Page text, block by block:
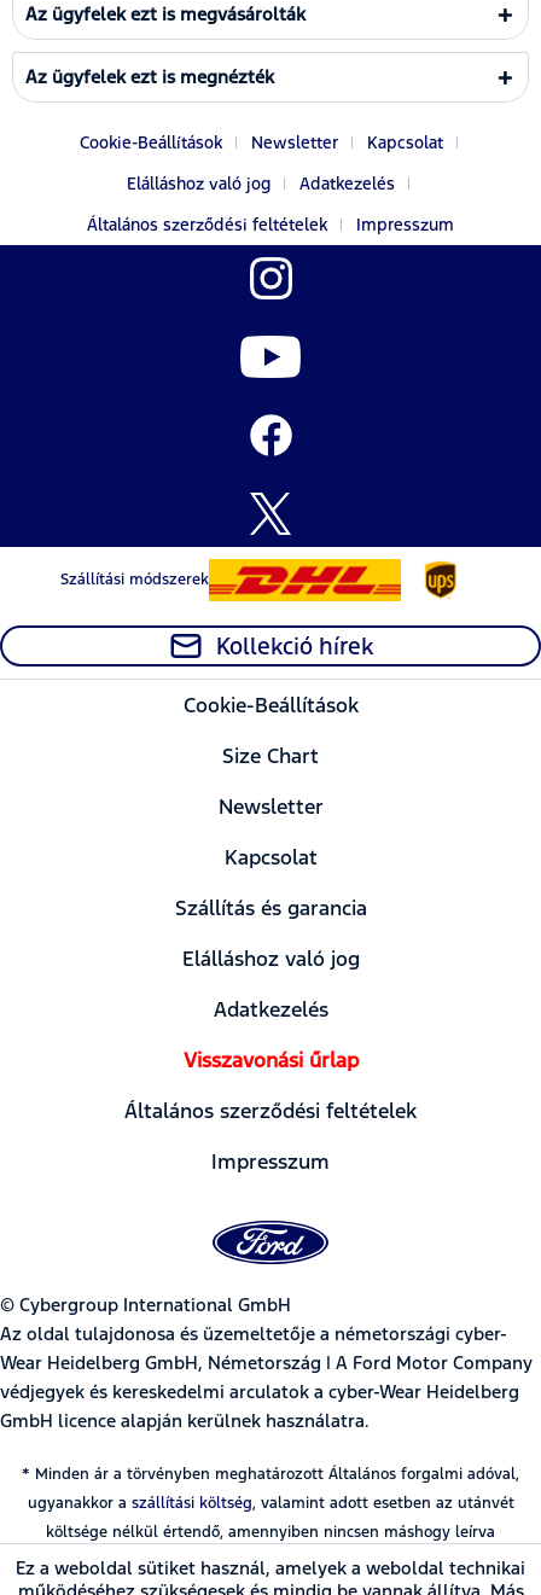
Az ügyfelek ezt is megvásárolták
Az ügyfelek ezt is megnézték
Cookie-Beállítások Newsletter
Kapcsolat
Elálláshoz való jog
Adatkezelés
Általános szerződési feltételek
Impresszum
Szállítási módszerek
Kollekció hírek
Cookie-Beállítások
Size Chart
Newsletter
Kapcsolat
Szállítás és garancia
Elálláshoz való jog
Adatkezelés
Visszavonási űrlap
Általános szerződési feltételek
Impresszum
© Cybergroup International GmbH
Az oldal tulajdonosa és üzemeltetője a németországi cyber-
Wear Heidelberg GmbH, Németország | A Ford Motor Company
védjegyek és kereskedelmi arculatok a cyber-Wear Heidelberg
GmbH licence alapján kerülnek használatra.
* Minden ár a törvényben meghatározott Általános forgalmi adóval,
ugyanakkor a szállítási költség, valamint adott esetben az utánvét
költsége nélkül értendő, amennyiben nincsen máshogy leírva
Ez a weboldal sütiket használ, amelyek a weboldal technikai